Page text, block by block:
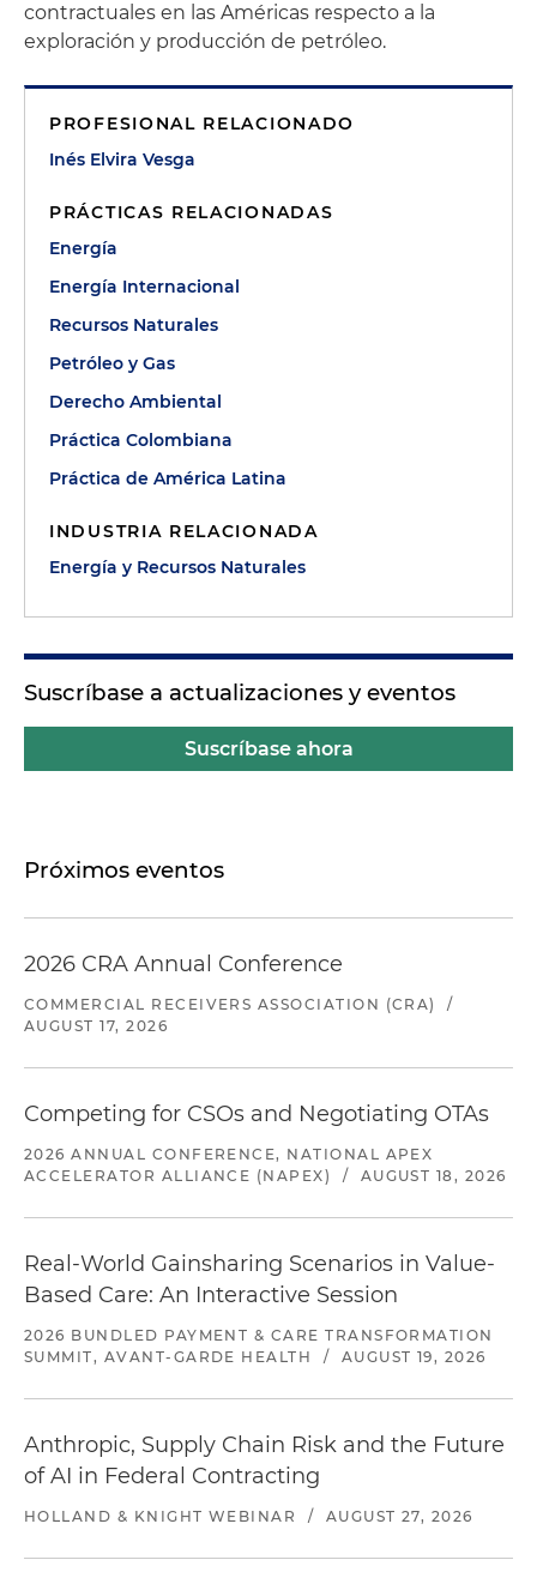
contractuales en las Américas respecto a la
exploración y producción de petróleo.
PROFESIONAL RELACIONADO
Inés Elvira Vesga
PRÁCTICAS RELACIONADAS
Energía
Energía Internacional
Recursos Naturales
Petróleo y Gas
Derecho Ambiental
Práctica Colombiana
Práctica de América Latina
INDUSTRIA RELACIONADA
Energía y Recursos Naturales
Suscríbase a actualizaciones y eventos
Suscríbase ahora
Próximos eventos
2026 CRA Annual Conference
COMMERCIAL RECEIVERS ASSOCIATION (CRA)
/
AUGUST 17, 2026
Competing for CSOs and Negotiating OTAs
2026 ANNUAL CONFERENCE, NATIONAL APEX
ACCELERATOR ALLIANCE (NAPEX)
/ AUGUST 18, 2026
Real-World Gainsharing Scenarios in Value-
Based Care: An Interactive Session
2026 BUNDLED PAYMENT & CARE TRANSFORMATION
SUMMIT, AVANT-GARDE HEALTH
/ AUGUST 19, 2026
Anthropic, Supply Chain Risk and the Future
of AI in Federal Contracting
HOLLAND & KNIGHT WEBINAR / AUGUST 27, 2026